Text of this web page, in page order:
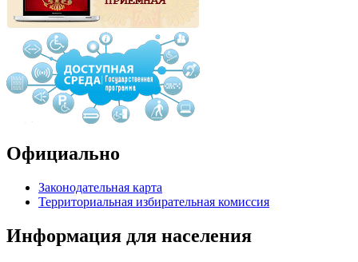
Официально
Законодательная карта
Территориальная избирательная комиссия
Информация для населения